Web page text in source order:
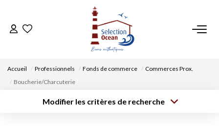
ACCUEIL
VENDRE UN BIEN
Accueil Professionnels Fonds de commerce
Commerces Prox.
Boucherie/Charcuterie
Modifier les critères de recherche